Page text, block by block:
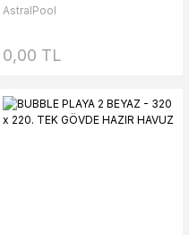
AstralPool
0,00 TL